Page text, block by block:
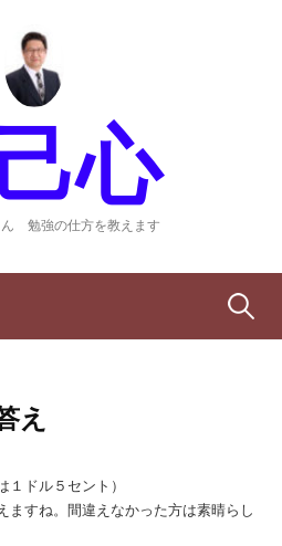
心
勉強の仕方を教えます
検
え
ドル５セント）
ね。間違えなかった方は素晴らし